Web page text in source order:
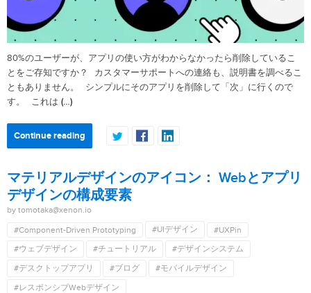
80%のユーザーが、アプリの使い方がわからなかったら削除しているこ
とをご存知ですか？ カスタマーサポートへの連絡も、説明書を調べるこ
ともありません。 シンプルにそのアプリを削除して「次」に行くので
す。 これは (…)
Continue reading
マテリアルデザインのアイコン： Webとアプリ
デザインの構成要素
by tomotaka@xenon.io
#Component-Driven Prototyping #UIデザイン
#UXPin
#ウェブデザイン
#チュートリアル
#デザインシステム
#デスクトップアプリ
#ブログ
#モバイルデザイン
#レスポンシブWebデザイン